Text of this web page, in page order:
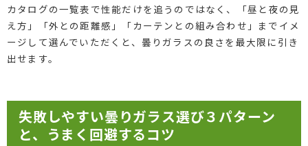
カタログの一覧表で性能だけを追うのではなく、「昼と夜の見
え方」「外との距離感」「カーテンとの組み合わせ」までイメ
ージして選んでいただくと、曇りガラスの良さを最大限に引き
出せます。
失敗しやすい曇りガラス選び３パターン
と、うまく回避するコツ